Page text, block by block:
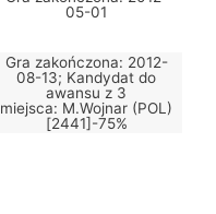
05-01
Gra zakończona: 2012-
08-13; Kandydat do
awansu z 3
miejsca: M.Wojnar (POL)
[2441]-75%